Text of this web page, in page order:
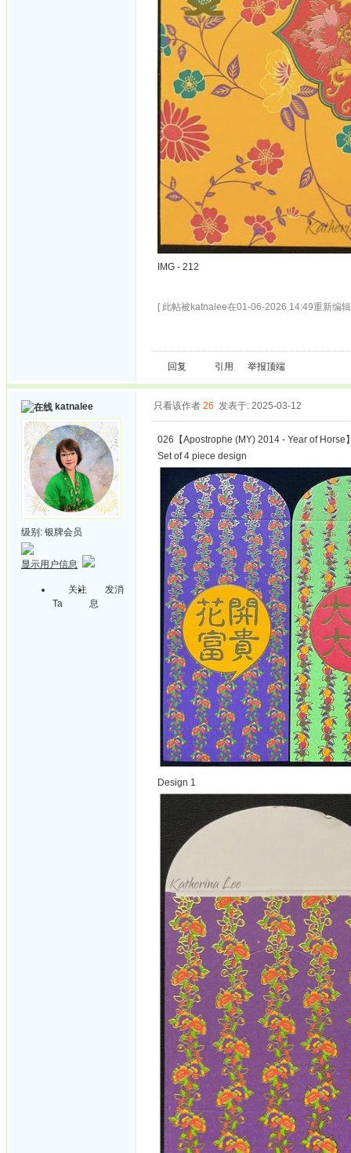
IMG - 212
[ 此帖被katnalee在01-06-2026 14:49重新编
回复 引用 举报顶端
katnalee
级别: 银牌会员
显示用户信息
关注
Ta
发消
息
只看该作者 26 发表于: 2025-03-12
026【Apostrophe (MY) 2014 - Year of Horse
Set of 4 piece design
Design 1